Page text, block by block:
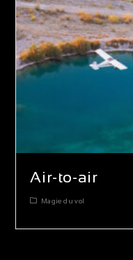
Air-to-air
Magie du vol